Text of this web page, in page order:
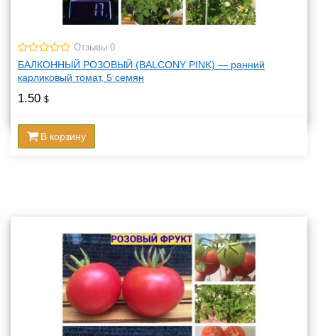
Отзывы 0
БАЛКОННЫЙ РОЗОВЫЙ (BALCONY PINK) — ранний
карликовый томат, 5 семян
1.50 $
В корзину